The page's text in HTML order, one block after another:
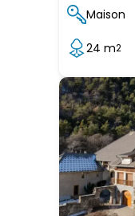
Maison
24 m2